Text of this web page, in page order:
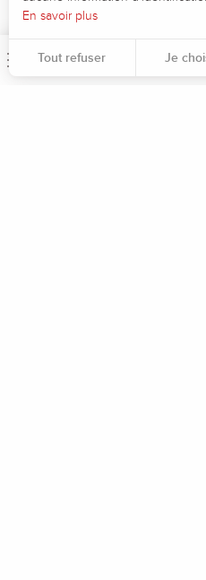
Menu
En savoir plus
Tout refuser Je